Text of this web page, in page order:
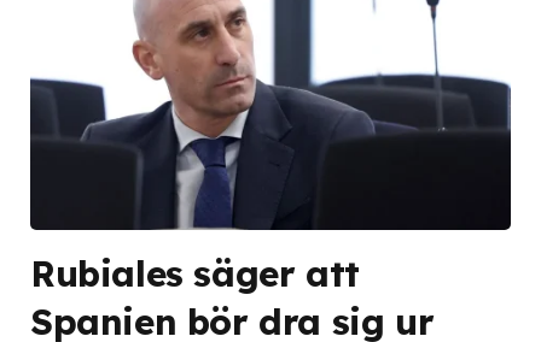
Rubiales säger att
Spanien bör dra sig ur